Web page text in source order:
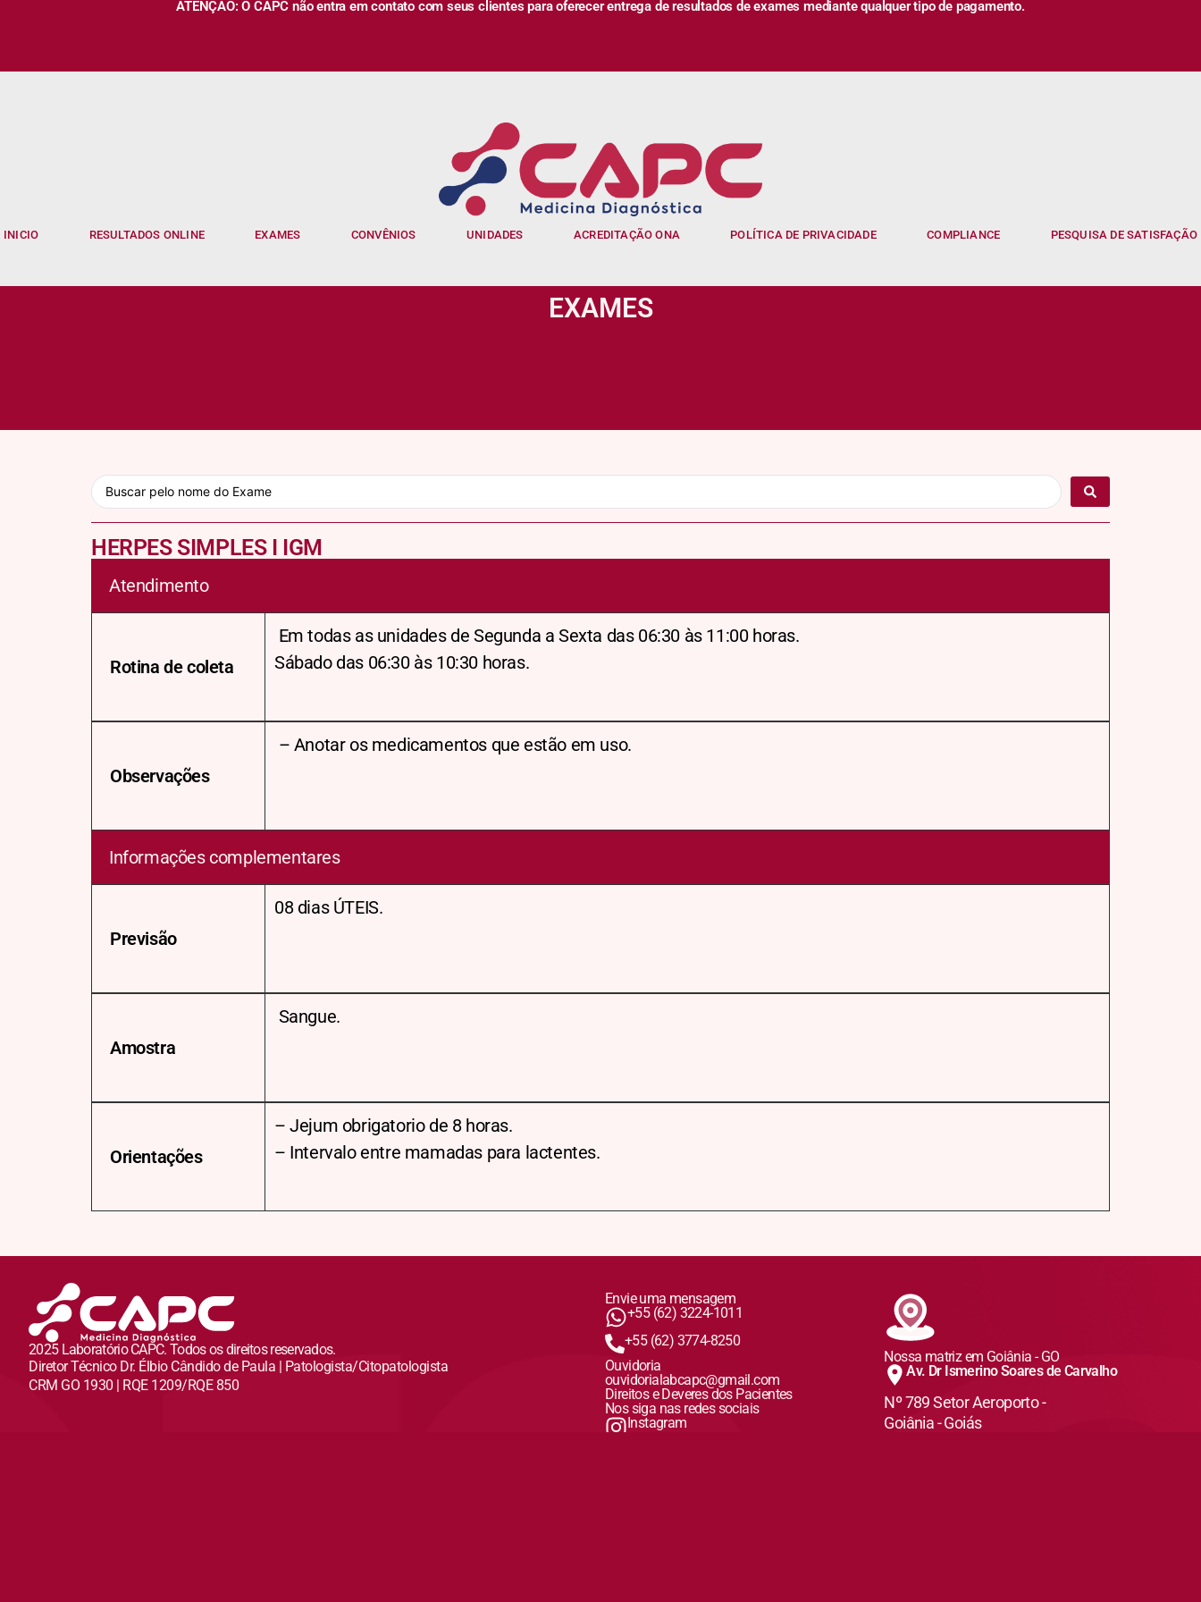
ATENÇÃO: O CAPC não entra em contato com seus clientes para oferecer entrega de resultados de exames mediante qualquer tipo de pagamento.
INICIO RESULTADOS ONLINE EXAMES CONVÊNIOS UNIDADES ACREDITAÇÃO ONA POLÍTICA DE PRIVACIDADE COMPLIANCE PESQUISA DE SATISFAÇÃO
EXAMES
HERPES SIMPLES I IGM
Atendimento
Rotina de coleta
Em todas as unidades de Segunda a Sexta das 06:30 às 11:00 horas.
Sábado das 06:30 às 10:30 horas.
Observações
– Anotar os medicamentos que estão em uso.
Informações complementares
Previsão
08 dias ÚTEIS.
Amostra
Sangue.
Orientações
– Jejum obrigatorio de 8 horas.
– Intervalo entre mamadas para lactentes.
2025 Laboratório CAPC. Todos os direitos reservados.
Diretor Técnico Dr. Élbio Cândido de Paula | Patologista/Citopatologista
CRM GO 1930 | RQE 1209/RQE 850
Envie uma mensagem
+55 (62) 3224-1011
+55 (62) 3774-8250
Ouvidoria
ouvidorialabcapc@gmail.com
Direitos e Deveres dos Pacientes
Nos siga nas redes sociais
Instagram
Nossa matriz em Goiânia - GO
Av. Dr Ismerino Soares de Carvalho
Nº 789 Setor Aeroporto -
Goiânia - Goiás